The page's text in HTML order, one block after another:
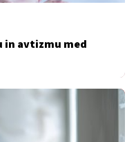
in avtizmu med